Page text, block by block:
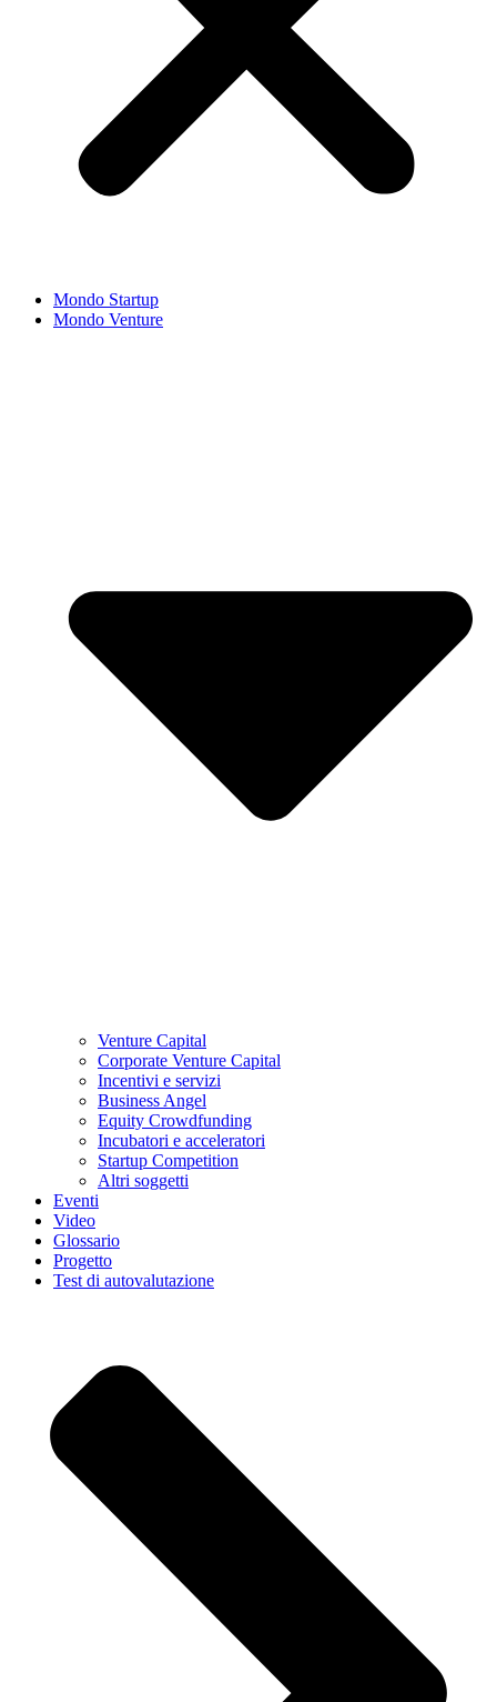
Mondo Startup
Mondo Venture
Venture Capital
Corporate Venture Capital
Incentivi e servizi
Business Angel
Equity Crowdfunding
Incubatori e acceleratori
Startup Competition
Altri soggetti
Eventi
Video
Glossario
Progetto
Test di autovalutazione